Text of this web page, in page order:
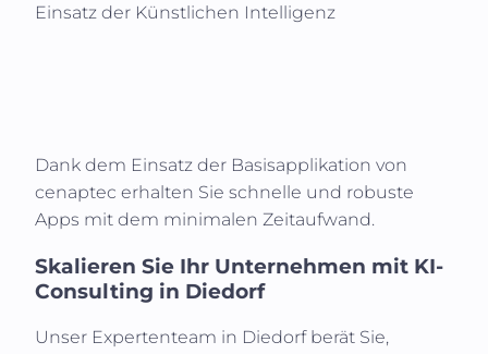
Einsatz der Künstlichen Intelligenz
Dank dem Einsatz der Basisapplikation von
cenaptec erhalten Sie schnelle und robuste
Apps mit dem minimalen Zeitaufwand.
Skalieren Sie Ihr Unternehmen mit KI-
Consulting in Diedorf
Unser Expertenteam in Diedorfberät Sie,